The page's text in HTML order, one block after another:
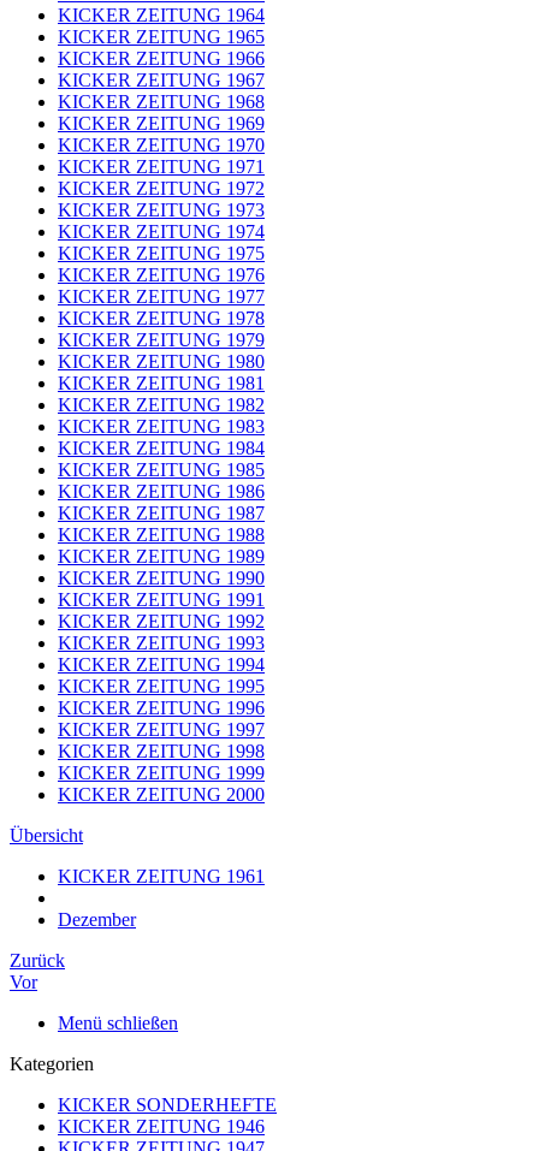
KICKER ZEITUNG 1964
KICKER ZEITUNG 1965
KICKER ZEITUNG 1966
KICKER ZEITUNG 1967
KICKER ZEITUNG 1968
KICKER ZEITUNG 1969
KICKER ZEITUNG 1970
KICKER ZEITUNG 1971
KICKER ZEITUNG 1972
KICKER ZEITUNG 1973
KICKER ZEITUNG 1974
KICKER ZEITUNG 1975
KICKER ZEITUNG 1976
KICKER ZEITUNG 1977
KICKER ZEITUNG 1978
KICKER ZEITUNG 1979
KICKER ZEITUNG 1980
KICKER ZEITUNG 1981
KICKER ZEITUNG 1982
KICKER ZEITUNG 1983
KICKER ZEITUNG 1984
KICKER ZEITUNG 1985
KICKER ZEITUNG 1986
KICKER ZEITUNG 1987
KICKER ZEITUNG 1988
KICKER ZEITUNG 1989
KICKER ZEITUNG 1990
KICKER ZEITUNG 1991
KICKER ZEITUNG 1992
KICKER ZEITUNG 1993
KICKER ZEITUNG 1994
KICKER ZEITUNG 1995
KICKER ZEITUNG 1996
KICKER ZEITUNG 1997
KICKER ZEITUNG 1998
KICKER ZEITUNG 1999
KICKER ZEITUNG 2000
Übersicht
KICKER ZEITUNG 1961
Dezember
Zurück
Vor
Menü schließen
Kategorien
KICKER SONDERHEFTE
KICKER ZEITUNG 1946